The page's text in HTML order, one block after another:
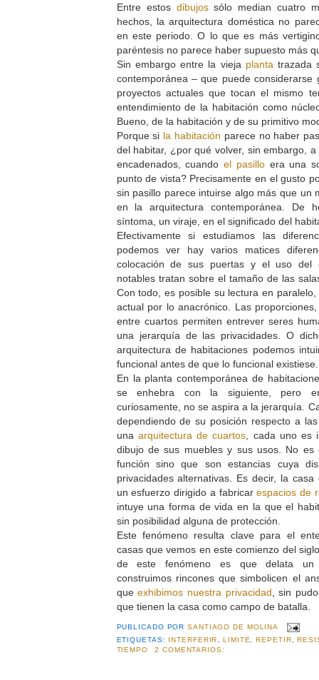
Entre estos dibujossólo median cuatro
hechos, la arquitectura doméstica no
en este periodo. O lo que es más
paréntesis no parece haber supuesto más
Sin embargo entre la vieja planta trazada
contemporánea – que puede considerarse
proyectos actuales que tocan el mismo
entendimiento de la habitación como
Bueno, de la habitación y de su primitivo
Porque si la habitación parece no haber
del habitar, ¿por qué volver, sin embargo,
encadenados, cuandoel pasilloera una
punto de vista? Precisamente en el gusto
sin pasillo parece intuirse algo más que un
en la arquitectura contemporánea. De
síntoma, un viraje, en el significado del
Efectivamente si estudiamos las
podemos ver hay varios matices
colocación de sus puertas y el uso del
notables tratan sobre el tamaño de las
Con todo, es posible su lectura en
actual por lo anacrónico. Las
entre cuartos permiten entrever seres
una jerarquía de las privacidades. O
arquitectura de habitaciones podemos
funcional antes de que lo funcional
En la planta contemporánea de
se enhebra con la siguiente, pero
curiosamente, no se aspira a la jerarquía.
dependiendo de su posición respecto a
una arquitectura de cuartos , cada uno es
dibujo de sus muebles y sus usos. No es
función sino que son estancias cuya
privacidades alternativas. Es decir, la
un esfuerzo dirigido a fabricarespacios de
intuye una forma de vida en la que el
sin posibilidad alguna de protección.
Este fenómeno resulta clave para el
casas que vemos en este comienzo del
de este fenómeno es que delata un
construimos rincones que simbolicen el
queexhibimos nuestra privacidad , sin
que tienen la casa como campo de batalla.
PUBLICADO PORSANTIAGO DE MOLINA
ETIQUETAS: INTERFERIR,LIMITE,REPETIR,
TIEMPO
2 COMENTARIOS: